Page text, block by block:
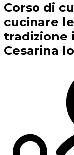
Corso di
cucinare
tradizione
Cesarina